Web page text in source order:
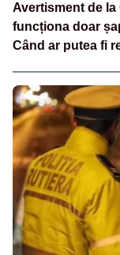
Avertisment de
funcționa doar
Când ar putea fi